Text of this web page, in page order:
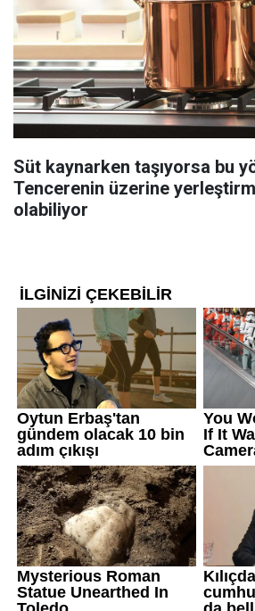
Süt kaynarken taşıyorsa bu
Tencerenin üzerine
olabiliyor